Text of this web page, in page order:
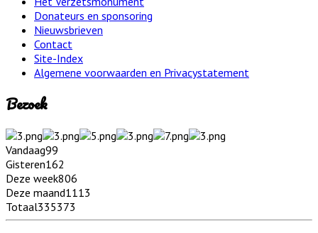
Donateurs en sponsoring
Nieuwsbrieven
Contact
Site-Index
Algemene voorwaarden en Privacystatement
Bezoek
Vandaag99
Gisteren162
Deze week806
Deze maand1113
Totaal335373